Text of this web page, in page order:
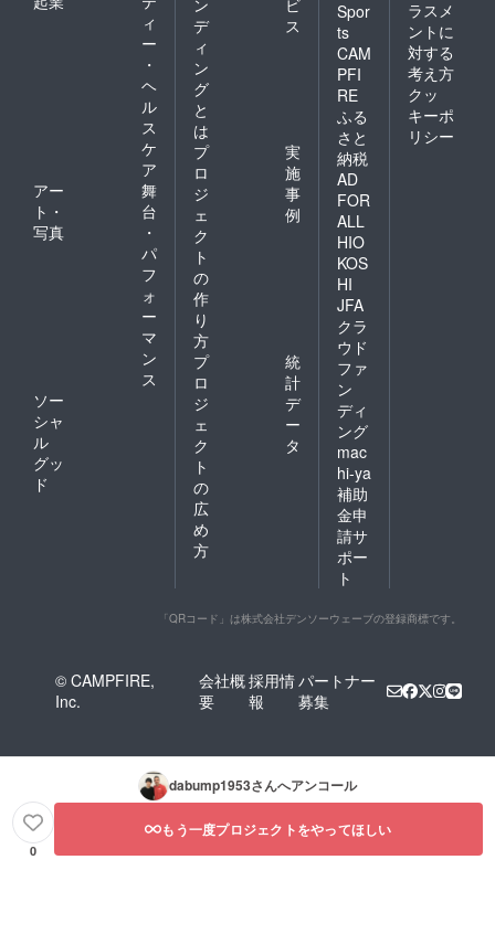
ィ
ー
・
ヘ
ル
ス
ケ
ア
アー
ト・
写真
舞
台
・
パ
フ
ォ
ー
マ
ン
ス
ソー
シャ
ル
グッ
ド
デ
ィ
ン
グ
と
は
ス
プ
ロ
ジ
ェ
ク
ト
の
作
り
方
実
施
事
例
プ
ロ
ジ
ェ
ク
ト
の
広
め
方
統
計
デ
ー
タ
Spor
ts
CAM
PFI
RE
ふる
さと
納税
AD
FOR
ALL
HIO
KOS
HI
JFA
クラ
ウド
ファ
ン
ディ
ング
mac
hi-ya
補助
金申
請サ
ポー
ト
ラスメ
ントに
対する
考え方
クッ
キーポ
リシー
「QRコード」は株式会社デンソーウェーブの登録商標です。
© CAMPFIRE,
Inc.
会社概
要
採用情
報
パートナー
募集
dabump1953さんへアンコール
0
もう一度プロジェクトをやってほしい